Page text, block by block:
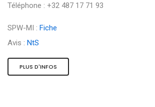
Téléphone : +32 487 17 71 93
SPW-MI : Fiche
Avis : NtS
PLUS D'INFOS